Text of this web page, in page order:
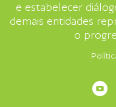
e estabelecer
demais entidades
o